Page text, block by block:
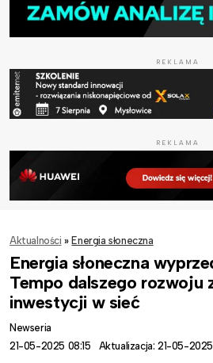
REKLAMA
REKLAMA
Aktualności » Energia słoneczna
Energia słoneczna
Tempo dalszego rozwoju
inwestycji w sieć
Newseria
21-05-2025 08:15
Aktualizacja: 21-05-